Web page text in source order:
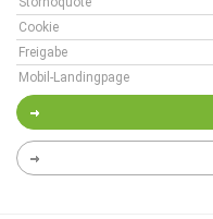
Cookie
Freigabe
Mobil-Landingpage